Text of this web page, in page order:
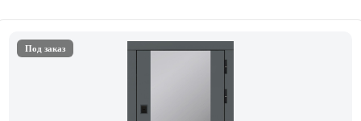
Под заказ